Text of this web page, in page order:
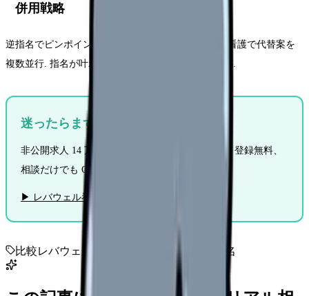
併用戦略
逆指名でピンポイント希望を攻めつつ、レバウェル看護で代替案を
複数並行. 指名が叶わなくても選択肢が残るので安心.
迷ったらまずはレバウェル看護
非公開求人 14 万件、担当者が条件交渉まで代行. 登録無料、
相談だけでも OK.
▶ レバウェル看護に無料登録する
比較レバウェル看護 逆指名